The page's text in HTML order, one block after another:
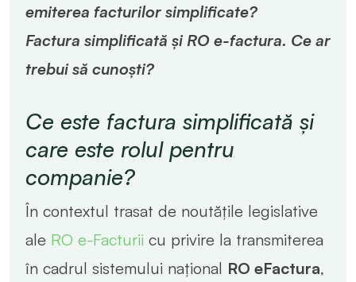
emiterea facturilor simplificate?
Factura simplificată și RO e-factura. Ce ar
trebui să cunoști?
Ce este factura simplificată și
care este rolul pentru
companie?
În contextul trasat de noutățile legislative
ale RO e-Facturii cu privire la transmiterea
în cadrul sistemului național RO eFactura,